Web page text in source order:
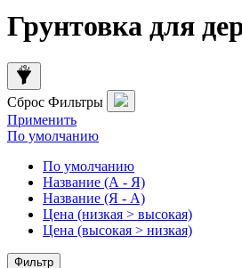
Грунтовка для
Сброс Фильтры
Применить
По умолчанию
По умолчанию
Название (А - Я)
Название (Я - А)
Цена (низкая > высокая)
Цена (высокая > низкая)
Фильтр